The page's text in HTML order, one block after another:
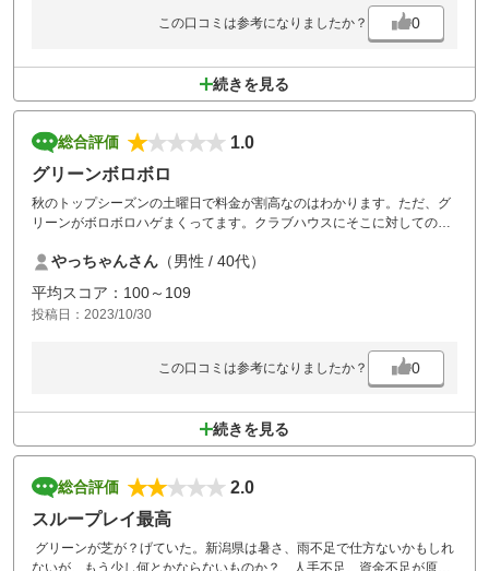
この口コミは参考になりましたか？ 0
続きを見る
総合評価
1.0
グリーンボロボロ
秋のトップシーズンの土曜日で料金が割高なのはわかります。ただ、グ
リーンがボロボロハゲまくってます。クラブハウスにそこに対してのお
しかも、ハゲている付近にわざわざピンを切っている。
幹事として選びましたが、仲間からはブーイングでした。
こういう場合は柔軟に数千円割引くとか、やり方があったのではないで
しょうか。
やっちゃんさん （男性 / 40代）
平均スコア：100～109
投稿日：2023/10/30
この口コミは参考になりましたか？ 0
続きを見る
総合評価
2.0
スループレイ最高
グリーンが芝が？げていた。新潟県は暑さ、雨不足で仕方ないかもしれ
ないが、もう少し何とかならないものか？ 人手不足、資金不足が原因